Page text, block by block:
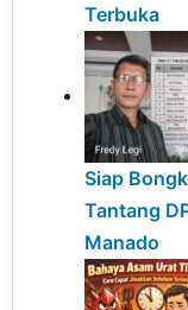
Terbuka
Siap
Tantang
Manado